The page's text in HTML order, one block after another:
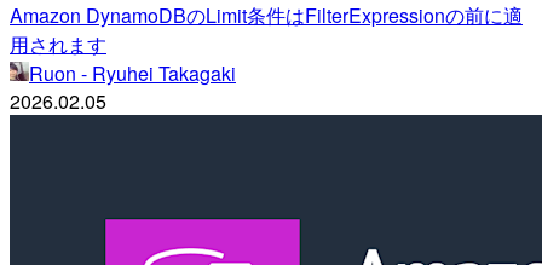
Amazon DynamoDBのLimit条件はFilterExpressionの前に適
用されます
Ruon - Ryuhei Takagaki
2026.02.05